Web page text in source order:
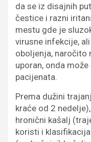
da se iz disajnih
čestice i razni
mestu gde je
virusne infekcije,
oboljenja, naročito
uporan, onda
pacijenata.
Prema dužini
kraće od 2
hronični kašalj
koristi i